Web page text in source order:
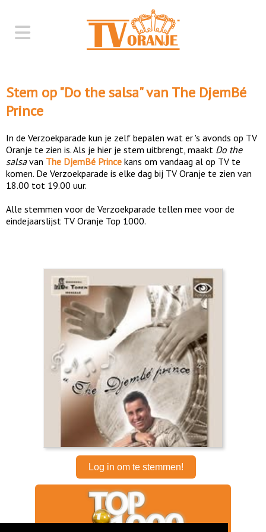
Stem op "Do the salsa" van The DjemBé
Prince
In de Verzoekparade kun je zelf bepalen wat er 's avonds op TV
Oranje te zien is. Als je hier je stem uitbrengt, maakt Do the
salsavan The DjemBé Prince kans om vandaag al op TV te
komen. De Verzoekparade is elke dag bij TV Oranje te zien van
18.00 tot 19.00 uur.
Alle stemmen voor de Verzoekparade tellen mee voor de
eindejaarslijst TV Oranje Top 1000.
Log in om te stemmen!